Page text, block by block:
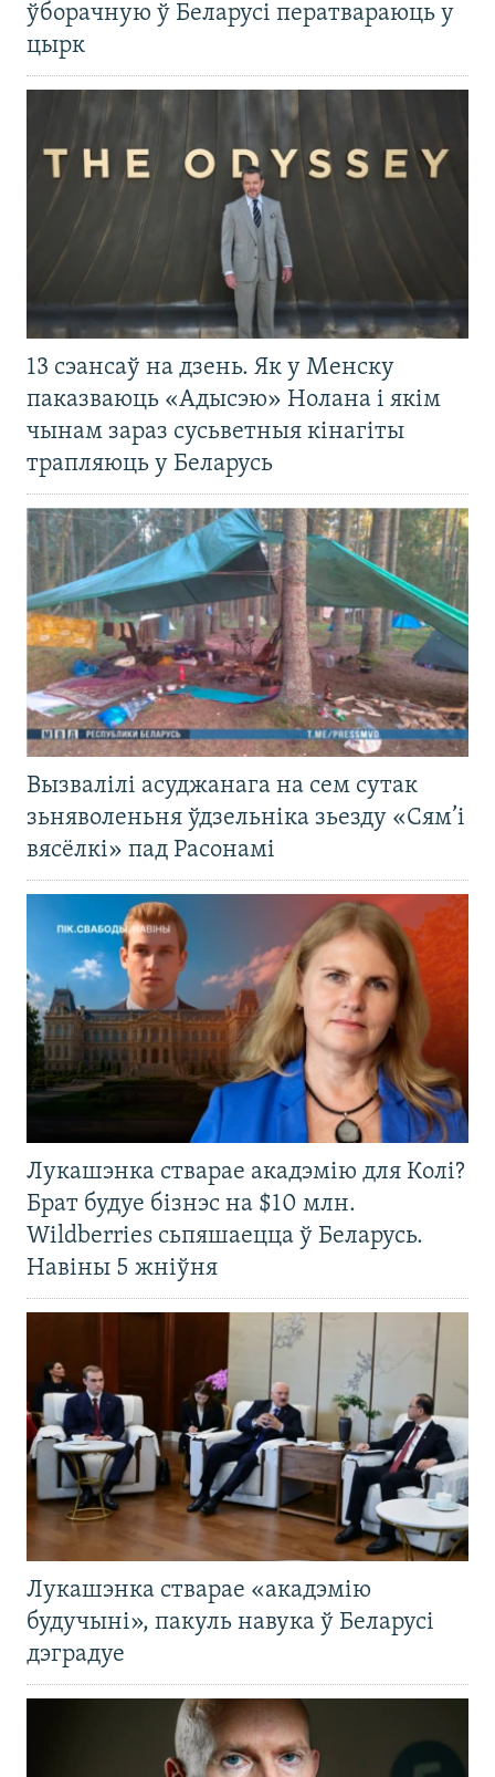
ўборачную ў Беларусі ператвараюць у
цырк
13 сэансаў на дзень. Як у Менску
паказваюць «Адысэю» Нолана і якім
чынам зараз сусьветныя кінагіты
трапляюць у Беларусь
Вызвалілі асуджанага на сем сутак
зьняволеньня ўдзельніка зьезду «Сям’і
вясёлкі» пад Расонамі
Лукашэнка стварае акадэмію для Колі?
Брат будуе бізнэс на $10 млн.
Wildberries сьпяшаецца ў Беларусь.
Навіны 5 жніўня
Лукашэнка стварае «акадэмію
будучыні», пакуль навука ў Беларусі
дэградуе